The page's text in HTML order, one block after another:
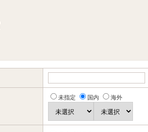
未指定 国内 海外